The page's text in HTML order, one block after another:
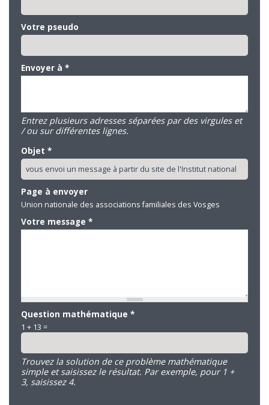
Votre pseudo
Envoyer à *
Entrez plusieurs adresses séparées par des virgules et
/ ou sur différentes lignes.
Objet *
Page à envoyer
Union nationale des associations familiales des Vosges
Votre message *
Question mathématique *
1 + 13 =
Trouvez la solution de ce problème mathématique
simple et saisissez le résultat. Par exemple, pour 1 +
3, saisissez 4.